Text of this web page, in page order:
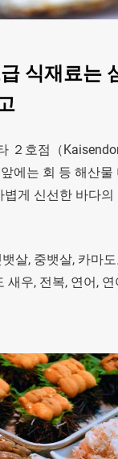
식재료는
２호점（
에는 회 등 해산물
볍게 신선한 바다
살, 중뱃살, 카마
새우, 전복, 연어,